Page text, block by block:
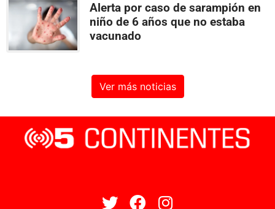
Alerta por caso de sarampión en
niño de 6 años que no estaba
vacunado
Ver más noticias